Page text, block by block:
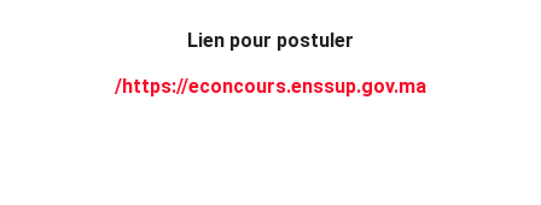
Lien pour postuler
https://econcours.enssup.gov.ma/